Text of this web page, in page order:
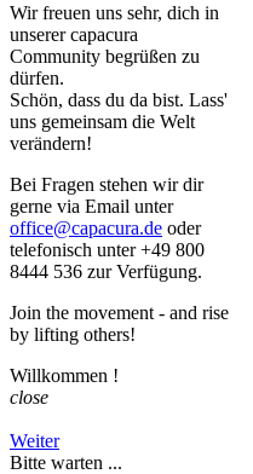
Wir freuen uns sehr, dich in
unserer capacura
Community begrüßen zu
dürfen.
Schön, dass du da bist. Lass'
uns gemeinsam die Welt
verändern!
Bei Fragen stehen wir dir
gerne via Email unter
office@capacura.de oder
telefonisch unter +49 800
8444 536 zur Verfügung.
Join the movement - and rise
by lifting others!
Willkommen !
close
Weiter
Bitte warten ...